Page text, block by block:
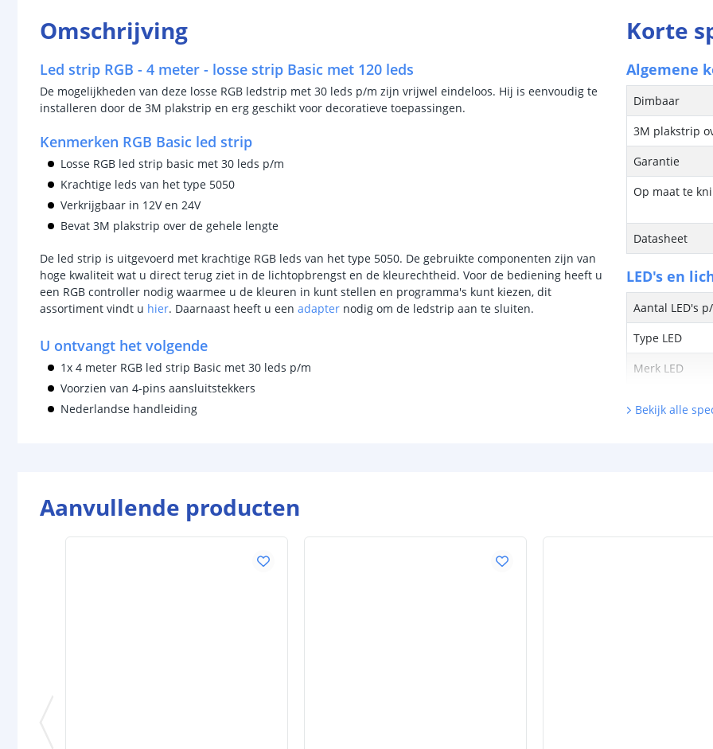
Omschrijving
Led strip RGB - 4 meter - losse strip Basic met 120 leds
De mogelijkheden van deze losse RGB ledstrip met 30 leds p/m zijn vrijwel eindeloos. Hij is eenvoudig te
installeren door de 3M plakstrip en erg geschikt voor decoratieve toepassingen.
Kenmerken RGB Basic led strip
Losse RGB led strip basic met 30 leds p/m
Krachtige leds van het type 5050
Verkrijgbaar in 12V en 24V
Bevat 3M plakstrip over de gehele lengte
De led strip is uitgevoerd met krachtige RGB leds van het type 5050. De gebruikte componenten zijn van
hoge kwaliteit wat u direct terug ziet in de lichtopbrengst en de kleurechtheid. Voor de bediening heeft u
een RGB controller nodig waarmee u de kleuren in kunt stellen en programma's kunt kiezen, dit
assortiment vindt u hier. Daarnaast heeft u een adapter nodig om de ledstrip aan te sluiten.
U ontvangt het volgende
1x 4 meter RGB led strip Basic met 30 leds p/m
Voorzien van 4-pins aansluitstekkers
Nederlandse handleiding
Korte
Algemene
Dimbaar
3M plakstrip
Garantie
Op maat te
Datasheet
LED's en
Aantal LED's
Type LED
Merk LED
Bekijk alle
Aanvullende producten